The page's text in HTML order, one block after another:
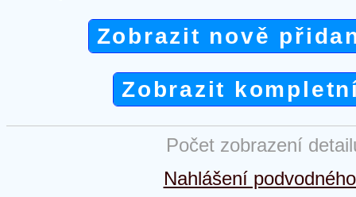
Zobrazit nově
Zobrazit
Počet zobrazení
Nahlášení